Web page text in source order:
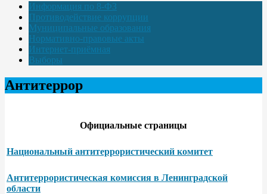
Информация по 8-ФЗ
Противодействие коррупции
Муниципальные образования
Нормативно-правовые акты
Интернет-приёмная
Выборы
Антитеррор
Официальные страницы
Национальный антитеррористический комитет
Антитеррористическая комиссия в Ленинградской
области